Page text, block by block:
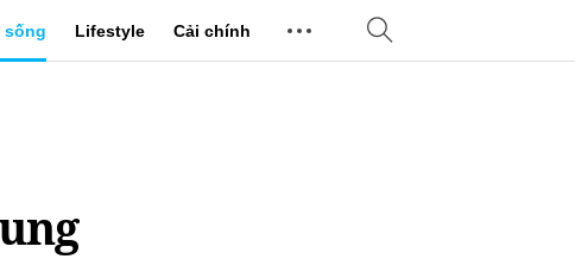
Lifestyle Cải chính